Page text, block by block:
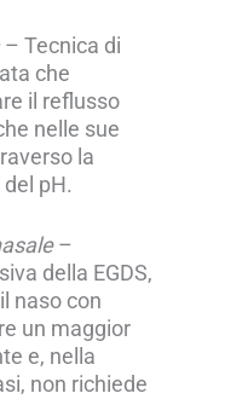
– Tecnica di
che
il reflusso
nelle sue
la
pH.
–
della EGDS,
naso con
un maggior
e, nella
non richiede